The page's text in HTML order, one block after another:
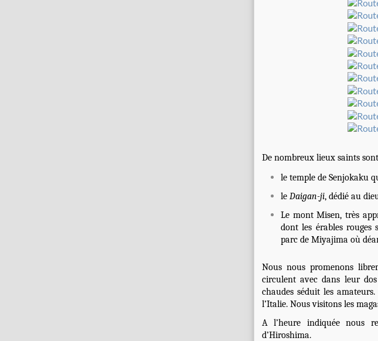
De nombreux lieux saints
le temple de Senjokaku
le Daigan-ji, dédié au
Le montMisen, très
dont les érables
parc de Miyajima où
Nous nous promenons
circulent avec dans leur dos
chaudes séduit les
l’Italie. Nous visitons les
A l’heure indiquée nous
d’Hiroshima.